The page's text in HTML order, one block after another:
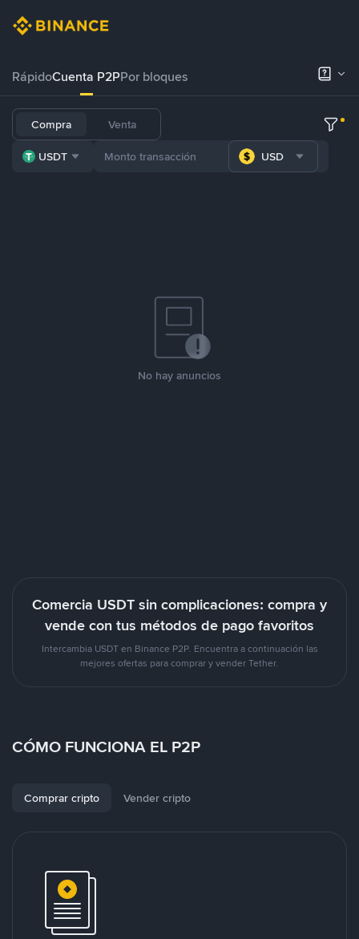
RápidoCuenta P2PPor bloques
Compra Venta
USDT USD
No hay anuncios
Comercia USDT sin complicaciones: compra y
vende con tus métodos de pago favoritos
Intercambia USDT en Binance P2P. Encuentra a continuación las
mejores ofertas para comprar y vender Tether.
CÓMO FUNCIONA EL P2P
Comprar cripto Vender cripto